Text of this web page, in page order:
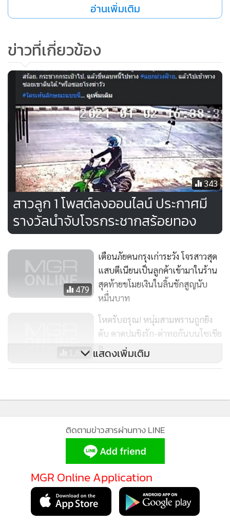
อ่านเพิ่มเติม
ข่าวที่เกี่ยวข้อง
343
สาวลูก 1 โพสต์ลงออนไลน์ ประกาศมี
รางวัลนำจับโจรกระชากสร้อยทอง
479
เตือนภัยคนกรุงเก่าระวัง โจรสาวสุด
แสบตีเนียนเป็นลูกค้าเข้ามาในร้าน
สุดท้ายขโมยเงินในลิ้นชักสูญนับ
หมื่นบาท
1,605
โหดรับอรุณ! หนุ่มสามพรานถูกยิง
ดับ คาดปมชิงรัก-ด่าทอกันบนโซเชีย
ล
แสดงเพิ่มเติม
ติดตามข่าวสารผ่านทาง LINE
MGR Online Application